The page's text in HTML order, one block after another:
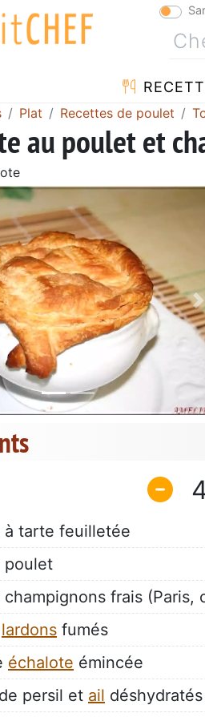
Plat Recettes de poulet
au poulet et
à tarte feuilletée
poulet
frais (Paris,
lardons fumés
échalote émincée
persil et ail déshydratés